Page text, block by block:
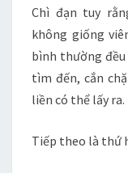
Chì đạn tuy
không giống
bình thường
tìm đến, cắn
liền có thể lấy ra.
Tiếp theo là thứ